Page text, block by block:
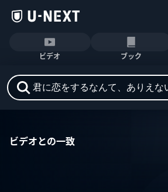
ビデオ ブック
ビデオとの一致